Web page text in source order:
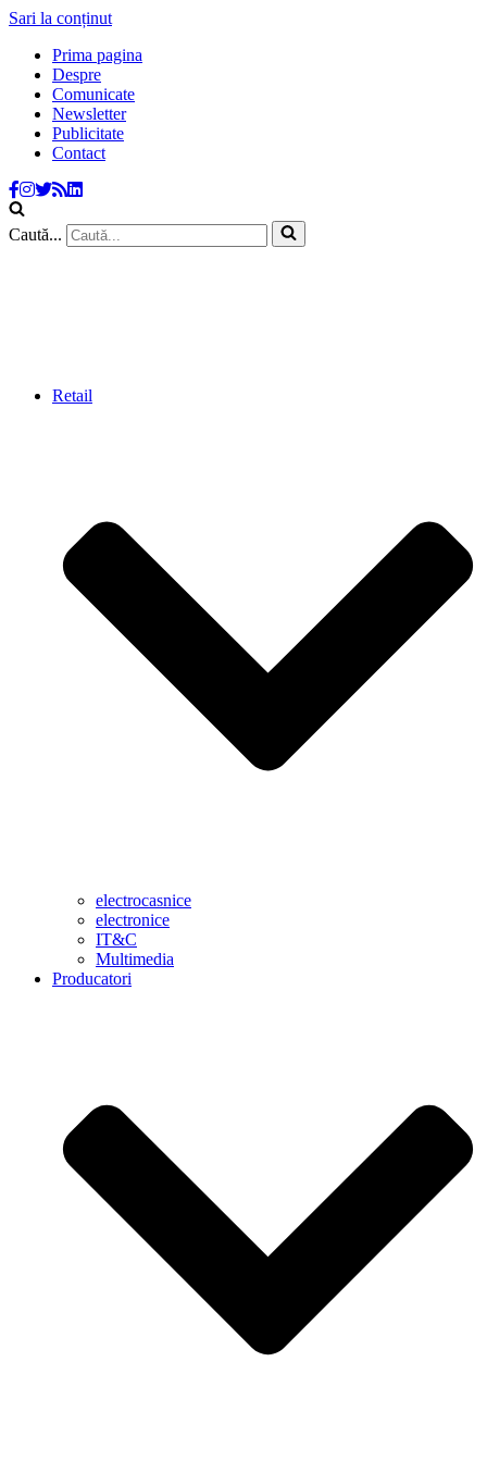
Sari la conținut
Prima pagina
Despre
Comunicate
Newsletter
Publicitate
Contact
Caută...
Retail
electrocasnice
electronice
IT&C
Multimedia
Producatori